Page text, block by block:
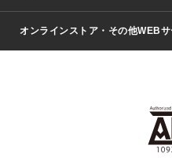
Vジャンプ
週刊ヤングジャンプ
少女マンガ
Seventeen
芸能・情報・スポーツ
文芸・文庫・総合
ライトノベル・ノベライズ
集英社Webマガジン Cobalt
オンラインストア・その他WEBサ
SHUEISHA MANGA-ART